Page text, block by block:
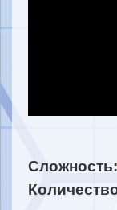
Сложность: